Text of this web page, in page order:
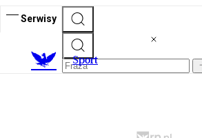
Serwisy
Sport